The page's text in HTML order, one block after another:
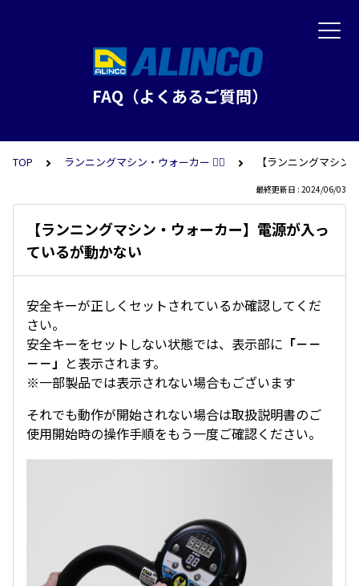
FAQ（よくあるご質問）
TOP ランニングマシン・ウォーカー 🏃‍♀️ 【ランニングマシン
最終更新日 : 2024/06/03
【ランニングマシン・ウォーカー】電源が入っ
ているが動かない
安全キーが正しくセットされているか確認してくだ
さい。
安全キーをセットしない状態では、表示部に 「－－
－－」 と表示されます。
※一部製品では表示されない場合もございます
それでも動作が開始されない場合は取扱説明書のご
使用開始時の操作手順をもう一度ご確認ください。